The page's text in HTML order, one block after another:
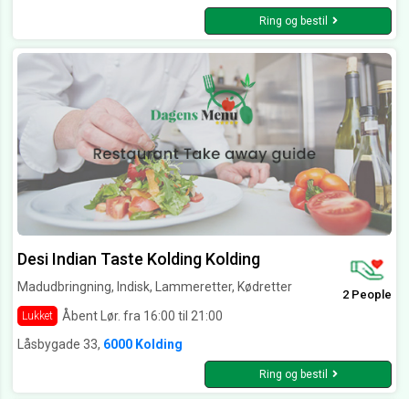
Ring og bestil
Desi Indian Taste Kolding Kolding
Madudbringning, Indisk, Lammeretter, Kødretter
Lukket Åbent Lør. fra 16:00 til 21:00
2 People
Låsbygade 33, 6000 Kolding
Ring og bestil